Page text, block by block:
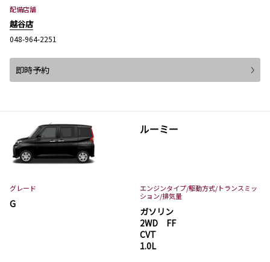
配備店舗
越谷店
048-964-2251
即時予約
ルーミー
グレード
G
エンジンタイプ/駆動方式/トランスミッ
ション/排気量
ガソリン
2WD FF
CVT
1.0L